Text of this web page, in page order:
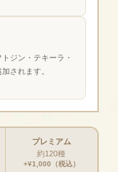
ジン・テキーラ・
されます。
プレミアム
約120種
+¥1,000（税込）